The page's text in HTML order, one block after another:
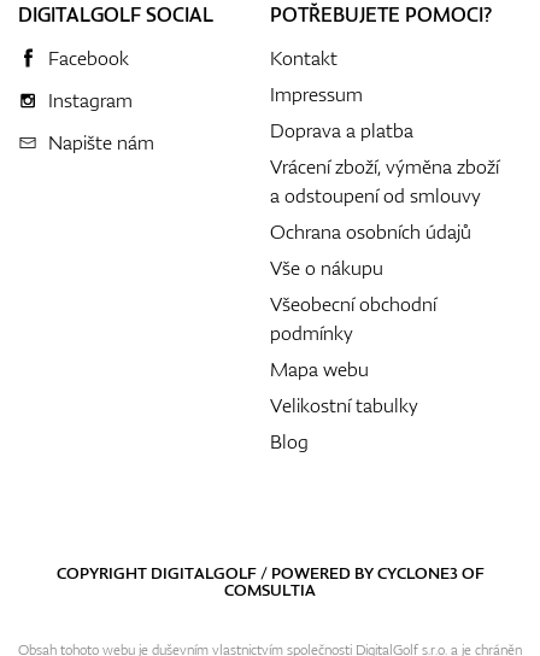
DIGITALGOLF SOCIAL
Facebook
Instagram
Napište nám
POTŘEBUJETE POMOCI?
Kontakt
Impressum
Doprava a platba
Vrácení zboží, výměna zboží
a odstoupení od smlouvy
Ochrana osobních údajů
Vše o nákupu
Všeobecní obchodní
podmínky
Mapa webu
Velikostní tabulky
Blog
COPYRIGHT DIGITALGOLF / POWERED BYCYCLONE3OF
COMSULTIA
Obsah tohoto webu je duševním vlastnictvím společnosti DigitalGolf s.r.o. a je chráněn